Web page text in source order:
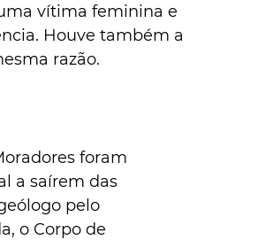
vítima feminina e
Houve também a
razão.
foram
a saírem das
pelo
o Corpo de